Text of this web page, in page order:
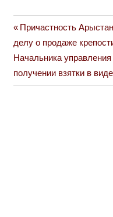
Навигация
по
записям
Previous
Post:
Причастность
делу о продаже
Next
Post:
Начальника
получении взятки в